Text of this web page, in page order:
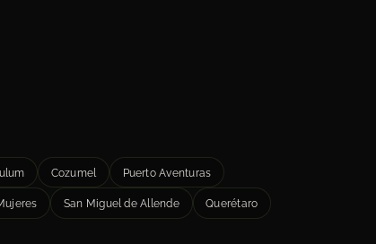
Cozumel Puerto Aventuras
San Miguel de Allende Querétaro